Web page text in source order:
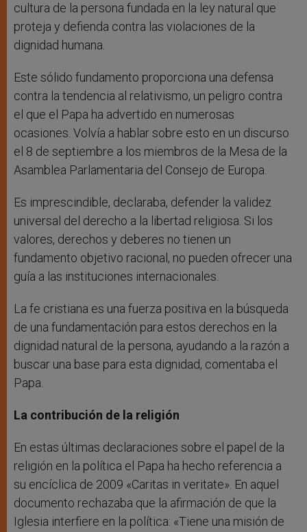
cultura de la persona fundada en la ley natural que
proteja y defienda contra las violaciones de la
dignidad humana.
Este sólido fundamento proporciona una defensa
contra la tendencia al relativismo, un peligro contra
el que el Papa ha advertido en numerosas
ocasiones. Volvía a hablar sobre esto en un discurso
el 8 de septiembre a los miembros de la Mesa de la
Asamblea Parlamentaria del Consejo de Europa.
Es imprescindible, declaraba, defender la validez
universal del derecho a la libertad religiosa. Si los
valores, derechos y deberes no tienen un
fundamento objetivo racional, no pueden ofrecer una
guía a las instituciones internacionales.
La fe cristiana es una fuerza positiva en la búsqueda
de una fundamentación para estos derechos en la
dignidad natural de la persona, ayudando a la razón a
buscar una base para esta dignidad, comentaba el
Papa.
La contribución de la religión
En estas últimas declaraciones sobre el papel de la
religión en la política el Papa ha hecho referencia a
su encíclica de 2009 «Caritas in veritate». En aquel
documento rechazaba que la afirmación de que la
Iglesia interfiere en la política: «Tiene una misión de